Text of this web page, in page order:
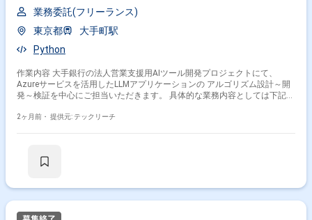
業務委託(フリーランス)
東京都
大手町駅
Python
作業内容 大手銀行の法人営業支援用AIツール開発プロジェクトにて、
Azureサービスを活用したLLMアプリケーションの アルゴリズム設計～開
発～検証を中心にご担当いただきます。 具体的な業務内容としては下記が
ムの詳細設計 LLMアプリケーションアルゴリズムの開発・検証 既存アルゴ
す。（但し、企業都合退場は対象外） ※20代〜30代が中心で活気ある雰囲
稼働必須 ・エンジニア実務経験3年以上必須 ＝＝＝＝＝ ★本案件の最新の
2ヶ月前・ 提供元: テックリーチ